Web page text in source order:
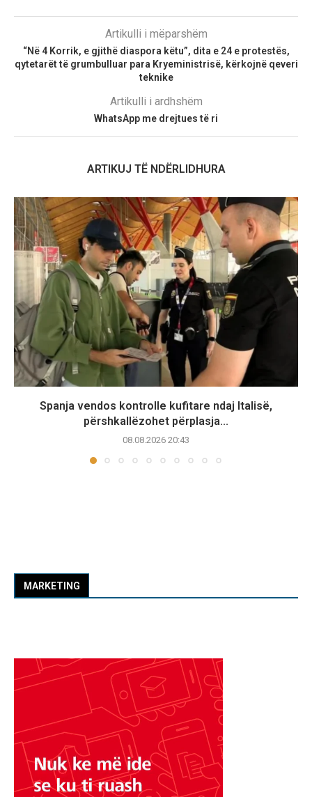
Artikulli i mëparshëm
“Në 4 Korrik, e gjithë diaspora këtu”, dita e 24 e protestës,
qytetarët të grumbulluar para Kryeministrisë, kërkojnë qeveri
teknike
Artikulli i ardhshëm
WhatsApp me drejtues të ri
ARTIKUJ TË NDËRLIDHURA
Spanja vendos kontrolle kufitare ndaj Italisë,
përshkallëzohet përplasja...
08.08.2026 20:43
MARKETING